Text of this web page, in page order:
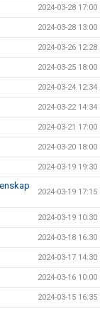
2024-03-28 17:00
2024-03-28 13:00
2024-03-26 12:28
2024-03-25 18:00
2024-03-24 12:34
2024-03-22 14:34
2024-03-21 17:00
2024-03-20 18:00
2024-03-19 19:30
2024-03-19 17:15
2024-03-19 10:30
2024-03-18 16:30
2024-03-17 14:30
2024-03-16 10:00
2024-03-15 16:35